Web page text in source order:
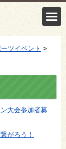
ツイベント >
大会参加者募
がろう！